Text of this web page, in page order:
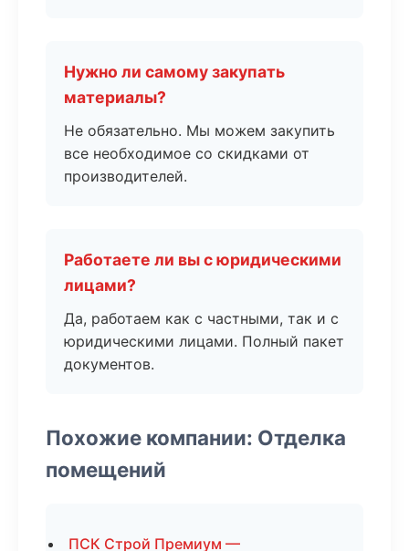
Нужно ли самому закупать
материалы?
Не обязательно. Мы можем закупить
все необходимое со скидками от
производителей.
Работаете ли вы с юридическими
лицами?
Да, работаем как с частными, так и с
юридическими лицами. Полный пакет
документов.
Похожие компании: Отделка
помещений
ПСК Строй Премиум —